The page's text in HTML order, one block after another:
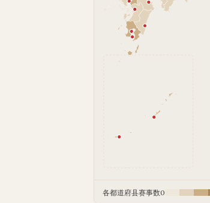
各都道府县赛事数0